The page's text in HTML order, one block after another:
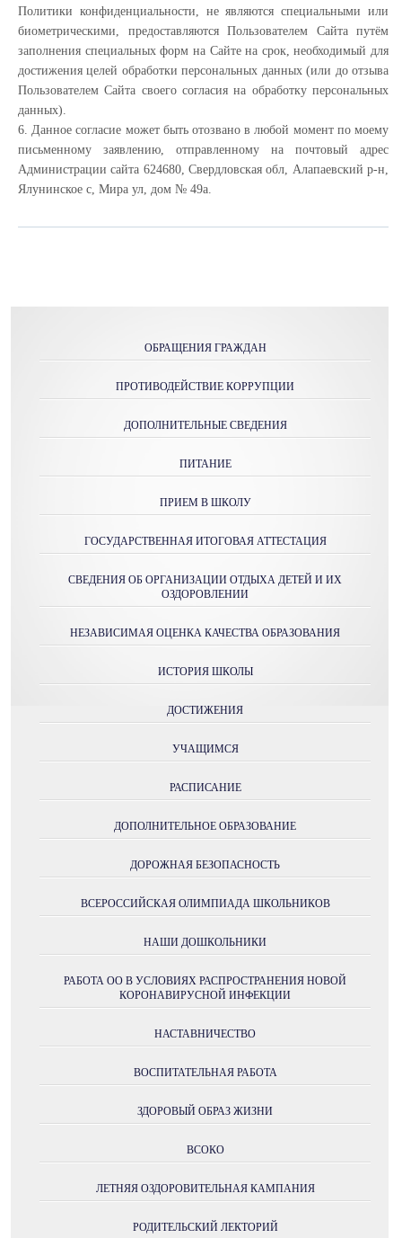
Политики конфиденциальности, не являются специальными или
биометрическими, предоставляются Пользователем Сайта путём
заполнения специальных форм на Сайте на срок, необходимый для
достижения целей обработки персональных данных (или до отзыва
Пользователем Сайта своего согласия на обработку персональных
данных).
6. Данное согласие может быть отозвано в любой момент по моему
письменному заявлению, отправленному на почтовый адрес
Администрации сайта 624680, Свердловская обл, Алапаевский р-н,
Ялунинское с, Мира ул, дом № 49а.
ОБРАЩЕНИЯ ГРАЖДАН
ПРОТИВОДЕЙСТВИЕ КОРРУПЦИИ
ДОПОЛНИТЕЛЬНЫЕ СВЕДЕНИЯ
ПИТАНИЕ
ПРИЕМ В ШКОЛУ
ГОСУДАРСТВЕННАЯ ИТОГОВАЯ АТТЕСТАЦИЯ
СВЕДЕНИЯ ОБ ОРГАНИЗАЦИИ ОТДЫХА ДЕТЕЙ И ИХ
ОЗДОРОВЛЕНИИ
НЕЗАВИСИМАЯ ОЦЕНКА КАЧЕСТВА ОБРАЗОВАНИЯ
ИСТОРИЯ ШКОЛЫ
ДОСТИЖЕНИЯ
УЧАЩИМСЯ
РАСПИСАНИЕ
ДОПОЛНИТЕЛЬНОЕ ОБРАЗОВАНИЕ
ДОРОЖНАЯ БЕЗОПАСНОСТЬ
ВСЕРОССИЙСКАЯ ОЛИМПИАДА ШКОЛЬНИКОВ
НАШИ ДОШКОЛЬНИКИ
РАБОТА ОО В УСЛОВИЯХ РАСПРОСТРАНЕНИЯ НОВОЙ
КОРОНАВИРУСНОЙ ИНФЕКЦИИ
НАСТАВНИЧЕСТВО
ВОСПИТАТЕЛЬНАЯ РАБОТА
ЗДОРОВЫЙ ОБРАЗ ЖИЗНИ
ВСОКО
ЛЕТНЯЯ ОЗДОРОВИТЕЛЬНАЯ КАМПАНИЯ
РОДИТЕЛЬСКИЙ ЛЕКТОРИЙ